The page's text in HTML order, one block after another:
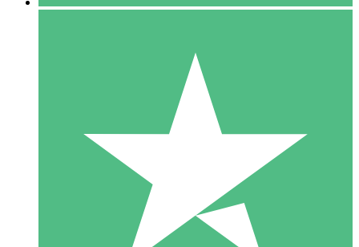
10 Downloads
20 00